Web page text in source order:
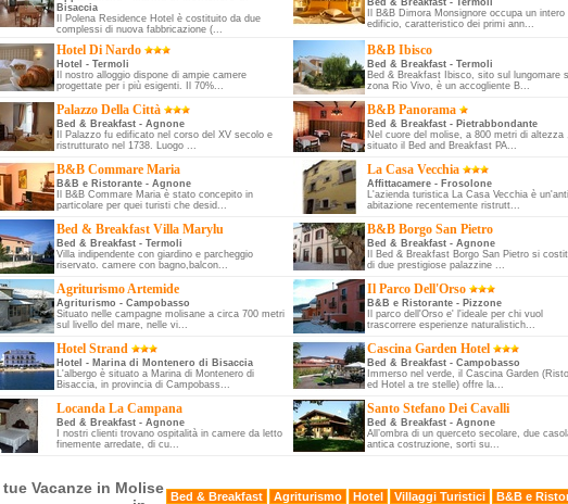
Bisaccia
Il Polena Residence Hotel è costituito da due
complessi di nuova fabbricazione (...
Bed & Breakfast - Termoli
Il B&B Dimora Monsignore occupa un intero
edificio, caratteristico dei primi ann...
Hotel Di Nardo
Hotel - Termoli
Il nostro alloggio dispone di ampie camere
progettate per i più esigenti. Il 70%...
B&B Ibisco
Bed & Breakfast - Termoli
Bed & Breakfast Ibisco, sito sul lungomare
zona Rio Vivo, è un accogliente B...
Palazzo Della Città
Bed & Breakfast - Agnone
Il Palazzo fu edificato nel corso del XV secolo e
ristrutturato nel 1738. Luogo ...
B&B Panorama
Bed & Breakfast - Pietrabbondante
Nel cuore del molise, a 800 metri di altezza
situato il Bed and Breakfast PA...
B&B Commare Maria
B&B e Ristorante - Agnone
Il B&B Commare Maria è stato concepito in
particolare per quei turisti che desid...
La Casa Vecchia
Affittacamere - Frosolone
L'azienda turistica La Casa Vecchia è
abitazione recentemente ristrutt...
Bed & Breakfast Villa Marylu
Bed & Breakfast - Termoli
Villa indipendente con giardino e parcheggio
riservato. camere con bagno,balcon...
B&B Borgo San Pietro
Bed & Breakfast - Agnone
Il Bed & Breakfast Borgo San Pietro si
di due prestigiose palazzine ...
Agriturismo Artemide
Agriturismo - Campobasso
Situato nelle campagne molisane a circa 700 metri
sul livello del mare, nelle vi...
Il Parco Dell'Orso
B&B e Ristorante - Pizzone
Il parco dell'Orso e' l'ideale per chi vuol
trascorrere esperienze naturalistich...
Hotel Strand
Hotel - Marina di Montenero di Bisaccia
L'albergo è situato a Marina di Montenero di
Bisaccia, in provincia di Campobass...
Cascina Garden Hotel
Bed & Breakfast - Campobasso
Immerso nel verde, il Cascina Garden
ed Hotel a tre stelle) offre la...
Locanda La Campana
Bed & Breakfast - Agnone
I nostri clienti trovano ospitalità in camere da letto
finemente arredate, di cu...
Santo Stefano Dei Cavalli
Bed & Breakfast - Agnone
All’ombra di un querceto secolare, due
antica costruzione, sorti su...
tue Vacanze in Molise Bed & Breakfast Agriturismo Hotel Villaggi Turistici B&B e